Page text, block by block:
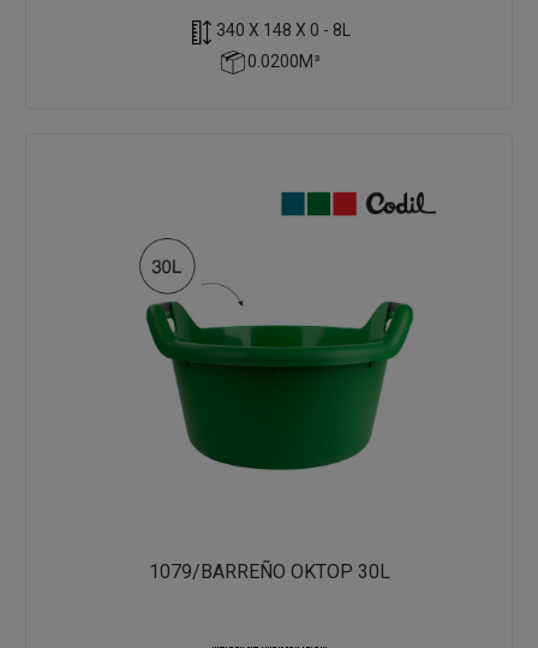
340 X 148 X 0 - 8L
0.0200M³
1079/BARREÑO OKTOP 30L